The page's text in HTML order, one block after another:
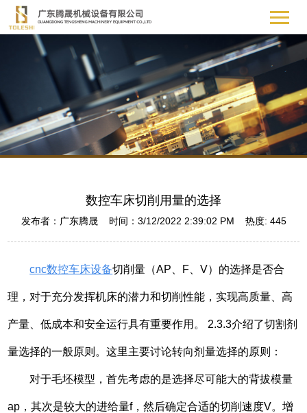
数控车床切削用量的选择
发布者：广东腾晟 时间：3/12/2022 2:39:02 PM 热度: 445
cnc数控车床设备切削量（AP、F、V）的选择是否合
理，对于充分发挥机床的潜力和切削性能，实现高质量、高
产量、低成本和安全运行具有重要作用。 2.3.3介绍了切割剂
量选择的一般原则。这里主要讨论转向剂量选择的原则：
对于毛坯模型，首先考虑的是选择尽可能大的背拔模量
ap，其次是较大的进给量f，然后确定合适的切削速度V。增